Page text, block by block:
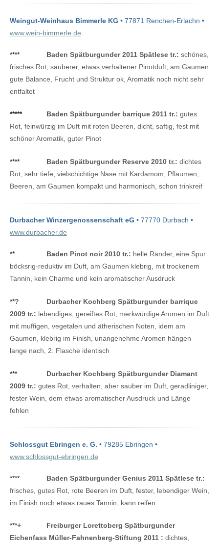
Weingut-Weinhaus Bimmerle KG • 77871 Renchen-Erlachn •
www.wein-bimmerle.de
**** Baden Spätburgunder 2011 Spätlese tr.: schönes,
frisches Rot, sauberer, etwas verhaltener Pinotduft, am Gaumen
gute Balance, Frucht und Struktur ok, Aromatik noch nicht sehr
entfaltet
***** Baden Spätburgunder barrique 2011 tr.: gutes
Rot, feinwürzig im Duft mit roten Beeren, dicht, saftig, fest mit
schöner Aromatik, guter Pinot
**** Baden Spätburgunder Reserve 2010 tr.: dichtes
Rot, sehr tiefe, vielschichtige Nase mit Kardamom, Pflaumen,
Beeren, am Gaumen kompakt und harmonisch, schon trinkreif
Durbacher Winzergenossenschaft eG • 77770 Durbach •
www.durbacher.de
** Baden Pinot noir 2010 tr.: helle Ränder, eine Spur
böcksrig-reduktiv im Duft, am Gaumen klebrig, mit trockenem
Tannin, kein Charme und kein aromatischer Ausdruck
**?
Durbacher Kochberg Spätburgunder barrique
2009 tr.: lebendiges, gereiftes Rot, merkwürdige Aromen im Duft
mit muffigen, vegetalen und ätherischen Noten, idem am
Gaumen, klebrig im Finish, unangenehme Aromen hängen
lange nach, 2. Flasche identisch
***
Durbacher Kochberg Spätburgunder Diamant
2009 tr.: gutes Rot, verhalten, aber sauber im Duft, geradliniger,
fester Wein, dem etwas aromatischer Ausdruck und Länge
fehlen
Schlossgut Ebringen e. G. • 79285 Ebringen •
www.schlossgut-ebringen.de
****
Baden Spätburgunder Genius 2011 Spätlese tr.:
frisches, gutes Rot, rote Beeren im Duft, fester, lebendiger Wein,
im Finish noch etwas raues Tannin, kann reifen
***+
Freiburger Lorettoberg Spätburgunder
Eichenfass Müller-Fahnenberg-Stiftung 2011 : dichtes,